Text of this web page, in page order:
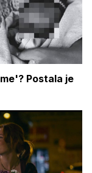
Postala je